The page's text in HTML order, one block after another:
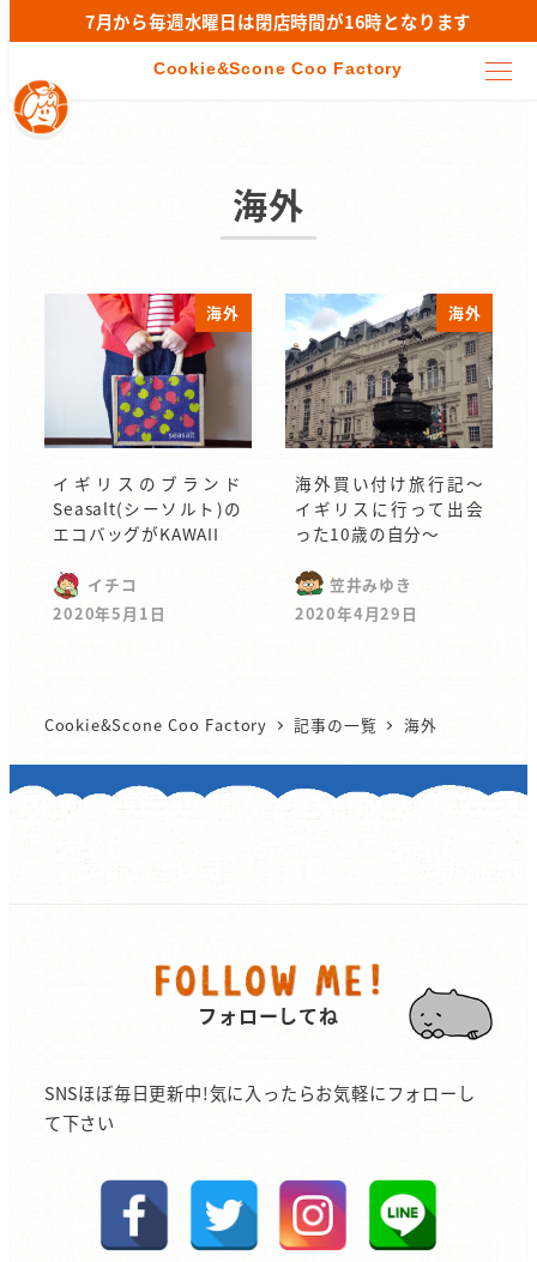
7月から毎週水曜日は閉店時間が16時となります
海外
海外
イギリスのブランド
Seasalt(シーソルト)の
エコバッグがKAWAII
イチコ
2020年5月1日
海外
海外買い付け旅行記～
イギリスに行って出会
った10歳の自分～
笠井みゆき
2020年4月29日
Cookie&Scone Coo Factory 記事の一覧 海外
フォローしてね
SNSほぼ毎日更新中!気に入ったらお気軽にフォローし
て下さい